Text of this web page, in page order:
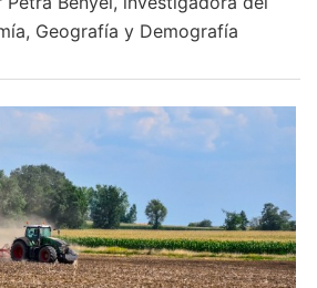
Geografía y Demografía